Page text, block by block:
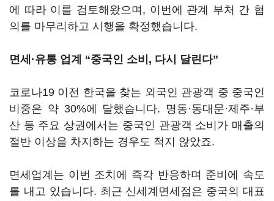
에 따라 이를 검토해왔으며, 이번에 관계 부처 간 협
의를 마무리하고 시행을 확정했습니다.
면세·유통 업계 “중국인 소비, 다시 달린다”
코로나19 이전 한국을 찾는 외국인 관광객 중 중국인
비중은 약 30%에 달했습니다. 명동·동대문·제주·부
산 등 주요 상권에서는 중국인 관광객 소비가 매출의
절반 이상을 차지하는 경우도 적지 않았죠.
면세업계는 이번 조치에 즉각 반응하며 준비에 속도
를 내고 있습니다. 최근 신세계면세점은 중국의 대표